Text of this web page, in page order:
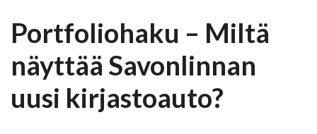
Portfoliohaku – Miltä
näyttää Savonlinnan
uusi kirjastoauto?